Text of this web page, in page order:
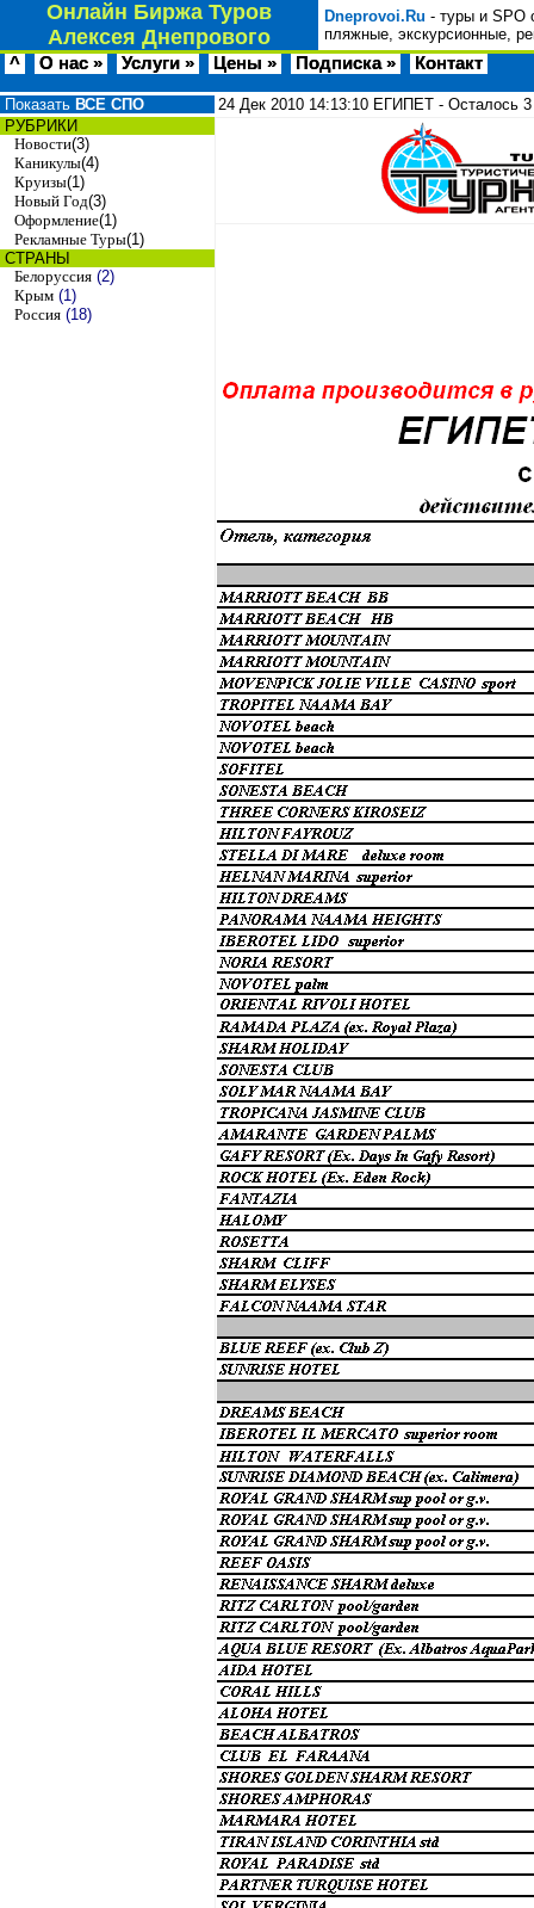
Онлайн Биржа Туров
Алексея Днепрового
Dneprovoi.Ru - туры и SPO
пляжные, экскурсионные,
^ О нас » Услуги » Цены » Подписка » Контакт
Показать ВСЕ СПО
РУБРИКИ
Новости(3)
Каникулы(4)
Круизы(1)
Новый Год(3)
Оформление(1)
Рекламные Туры(1)
СТРАНЫ
Белоруссия (2)
Крым (1)
Россия (18)
24 Дек 2010 14:13:10 ЕГИПЕТ - Осталось